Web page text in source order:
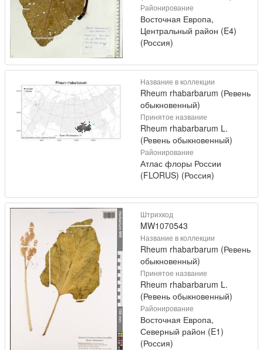
Районирование
Восточная Европа,
Центральный район (E4)
(Россия)
Название в коллекции
Rheum rhabarbarum (Ревень
обыкновенный)
Принятое название
Rheum rhabarbarum L.
(Ревень обыкновенный)
Районирование
Атлас флоры России
(FLORUS) (Россия)
Штрихкод
MW1070543
Название в коллекции
Rheum rhabarbarum (Ревень
обыкновенный)
Принятое название
Rheum rhabarbarum L.
(Ревень обыкновенный)
Районирование
Восточная Европа,
Северный район (E1)
(Россия)